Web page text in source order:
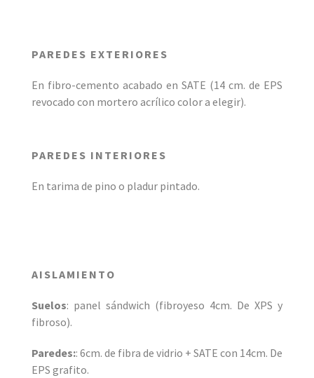
PAREDES EXTERIORES
En fibro-cemento acabado en SATE (14 cm. de EPS
revocado con mortero acrílico color a elegir).
PAREDES INTERIORES
En tarima de pino o pladur pintado.
AISLAMIENTO
Suelos: panel sándwich (fibroyeso 4cm. De XPS y
fibroso).
Paredes:: 6cm. de fibra de vidrio + SATE con 14cm. De
EPS grafito.­